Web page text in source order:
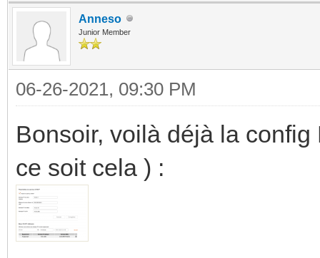
Anneso
Junior Member
06-26-2021, 09:30 PM
Bonsoir, voilà déjà la
ce soit cela ) :